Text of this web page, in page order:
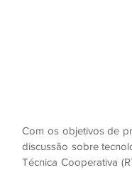
Com os objetivos de
discussão sobre
Técnica Cooperativa